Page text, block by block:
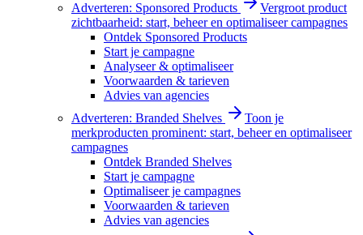
Adverteren: Sponsored Products
Vergroot product
zichtbaarheid: start, beheer en optimaliseer campagnes
Ontdek Sponsored Products
Start je campagne
Analyseer & optimaliseer
Voorwaarden & tarieven
Advies van agencies
Adverteren: Branded Shelves
Toon je
merkproducten prominent: start, beheer en optimaliseer
campagnes
Ontdek Branded Shelves
Start je campagne
Optimaliseer je campagnes
Voorwaarden & tarieven
Advies van agencies